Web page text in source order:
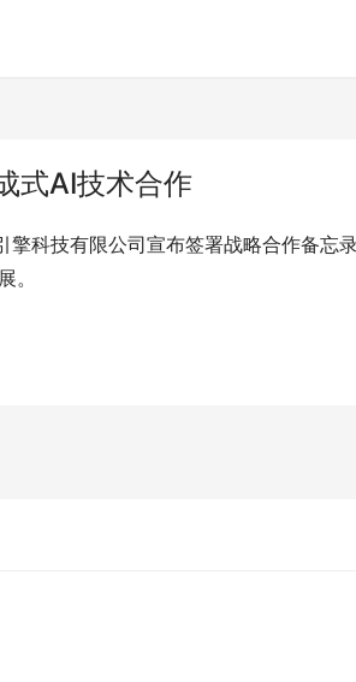
式AI技术合作
科技有限公司宣布签署战略合作备忘
。